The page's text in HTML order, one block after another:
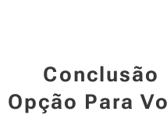
📌
Opção Para